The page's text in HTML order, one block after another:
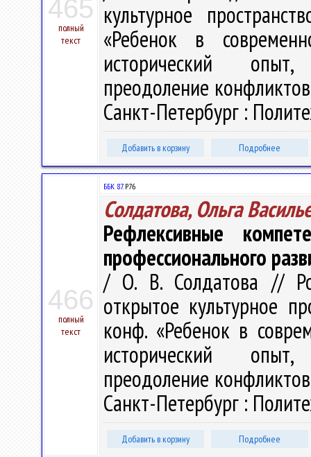
465
полный
текст
культурное
«Ребенок в
исторический опыт,
преодоление
Санкт-Петербург :
Добавить в корзину Подробнее
466
полный
текст
ББК 87.Р76
Солдатова, Ольга
Рефлексивные
профессионального
/ О. В. Солдатова //
открытое культурное
конф. «Ребенок в
исторический опыт,
преодоление
Санкт-Петербург :
Добавить в корзину Подробнее